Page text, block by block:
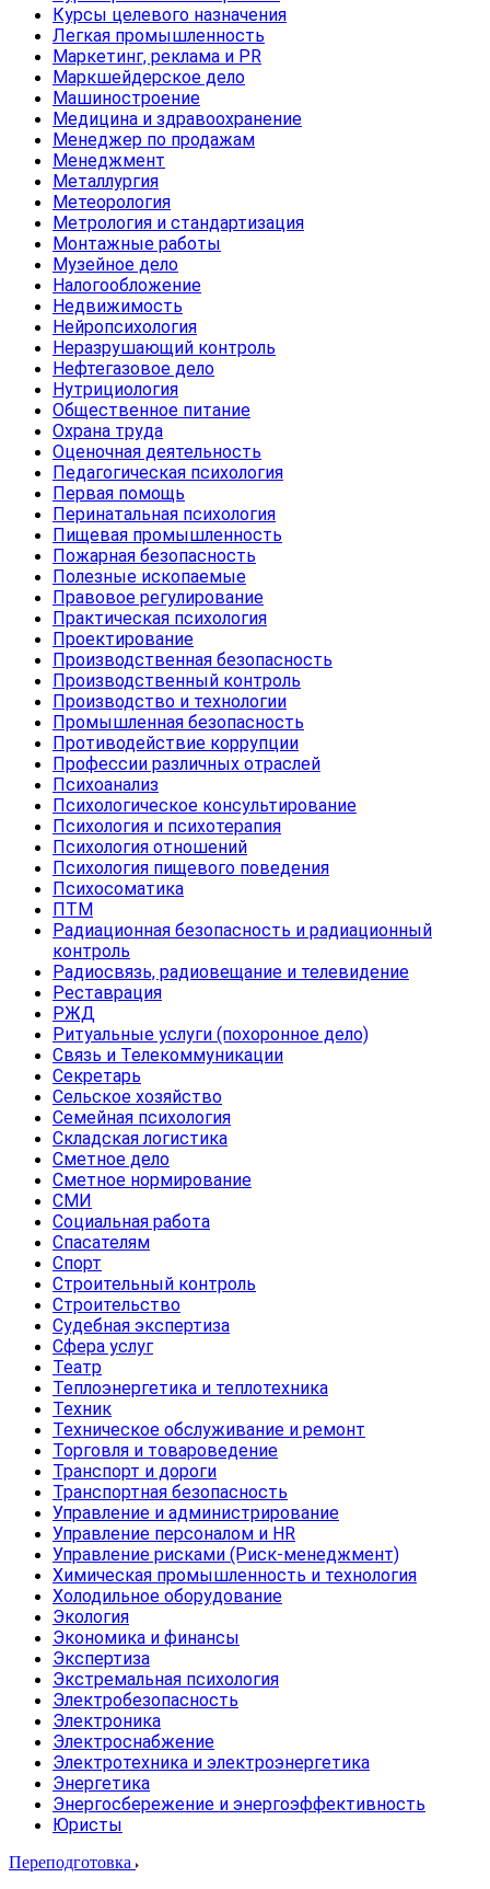
Курсы целевого назначения
Легкая промышленность
Маркетинг, реклама и PR
Маркшейдерское дело
Машиностроение
Медицина и здравоохранение
Менеджер по продажам
Менеджмент
Металлургия
Метеорология
Метрология и стандартизация
Монтажные работы
Музейное дело
Налогообложение
Недвижимость
Нейропсихология
Неразрушающий контроль
Нефтегазовое дело
Нутрициология
Общественное питание
Охрана труда
Оценочная деятельность
Педагогическая психология
Первая помощь
Перинатальная психология
Пищевая промышленность
Пожарная безопасность
Полезные ископаемые
Правовое регулирование
Практическая психология
Проектирование
Производственная безопасность
Производственный контроль
Производство и технологии
Промышленная безопасность
Противодействие коррупции
Профессии различных отраслей
Психоанализ
Психологическое консультирование
Психология и психотерапия
Психология отношений
Психология пищевого поведения
Психосоматика
ПТМ
Радиационная безопасность и радиационный
контроль
Радиосвязь, радиовещание и телевидение
Реставрация
РЖД
Ритуальные услуги (похоронное дело)
Связь и Телекоммуникации
Секретарь
Сельское хозяйство
Семейная психология
Складская логистика
Сметное дело
Сметное нормирование
СМИ
Социальная работа
Спасателям
Спорт
Строительный контроль
Строительство
Судебная экспертиза
Сфера услуг
Театр
Теплоэнергетика и теплотехника
Техник
Техническое обслуживание и ремонт
Торговля и товароведение
Транспорт и дороги
Транспортная безопасность
Управление и администрирование
Управление персоналом и HR
Управление рисками (Риск-менеджмент)
Химическая промышленность и технология
Холодильное оборудование
Экология
Экономика и финансы
Экспертиза
Экстремальная психология
Электробезопасность
Электроника
Электроснабжение
Электротехника и электроэнергетика
Энергетика
Энергосбережение и энергоэффективность
Юристы
Переподготовка